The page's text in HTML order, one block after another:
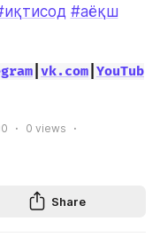
#аёқш
vk.com YouTub
0 views
Share